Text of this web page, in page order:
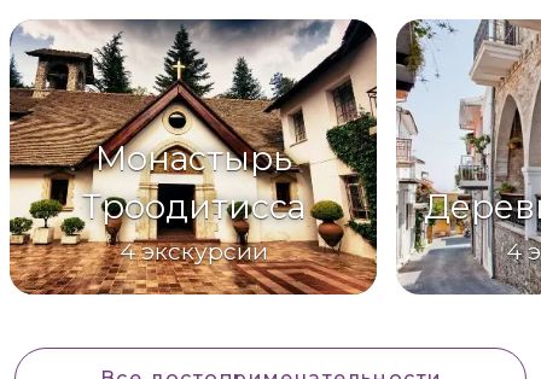
Монастырь
Троодитисса
4 экскурсии 4